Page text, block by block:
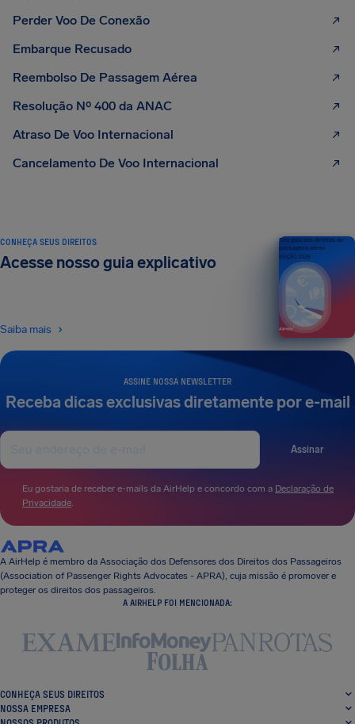
Perder Voo De Conexão
Embarque Recusado
Reembolso De Passagem Aérea
Resolução Nº 400 da ANAC
Atraso De Voo Internacional
Cancelamento De Voo Internacional
ASSINE NOSSA NEWSLETTER
Receba dicas exclusivas diretamente por e-mail
Assinar
Eu gostaria de receber e-mails da AirHelp e concordo com a Declaração de
Privacidade.
CONHEÇA SEUS DIREITOS
Acesse nosso guia explicativo
Saiba mais
Seu guia dos direitos do
passageiro aéreo
EDIÇÃO 2026
A AirHelp é membro da Associação dos Defensores dos Direitos dos Passageiros
(Association of Passenger Rights Advocates - APRA), cuja missão é promover e
proteger os direitos dos passageiros.
A AIRHELP FOI MENCIONADA:
CONHEÇA SEUS DIREITOS
NOSSA EMPRESA